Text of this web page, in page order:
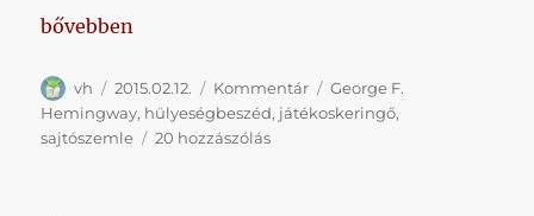
„Mi is dolgozunk”
bővebben
Szerző
vh Közzétéve
2015.02.12. Kategória
Kommentár Címke
George F.
Hemingway, hülyeségbeszéd, játékoskeringő,
sajtószemle
20 hozzászólásMi